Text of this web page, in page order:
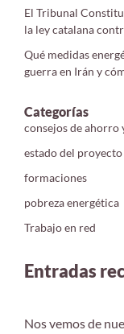
El Tribunal
la ley catalana
Qué medidas
guerra en Irán y
Categorías
consejos de ahorro
estado del proyecto
formaciones
pobreza energética
Trabajo en red
Entradas
Nos vemos de